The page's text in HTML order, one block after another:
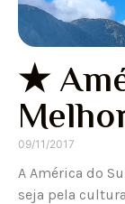
★
09/11/2017
A América do
seja pela